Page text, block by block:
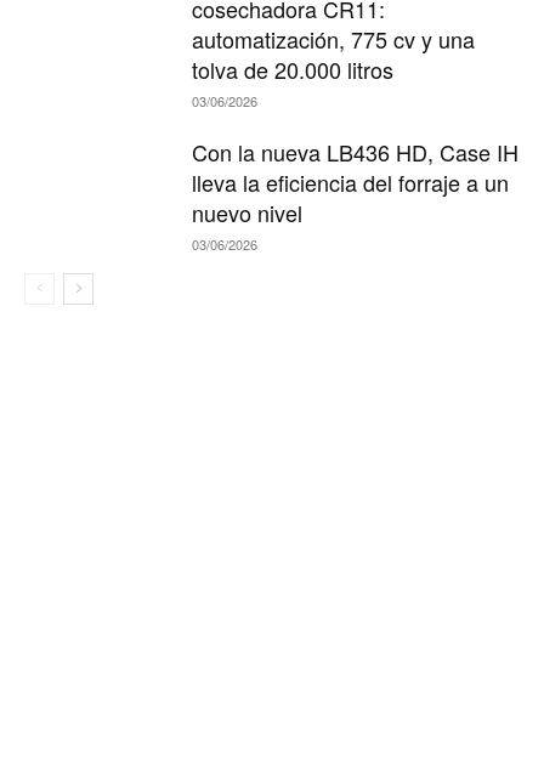
cosechadora CR11:
automatización, 775 cv y una
tolva de 20.000 litros
03/06/2026
Con la nueva LB436 HD, Case IH
lleva la eficiencia del forraje a un
nuevo nivel
03/06/2026